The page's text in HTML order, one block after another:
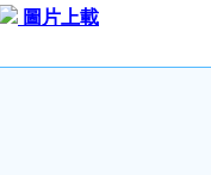
圖片上載